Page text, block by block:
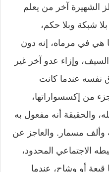
الشهيرة آخر من يعلم
بلا شبكة وبلا حكم،
هي في مرماه، إنه دون
وإزاء عدو آخر غير
نفسه عندما كانت
من إكسسواراتها،
والحقيقة أنه مفعول به
مسمار. والعاجز عن
الاجتماعي المحدود،
قبعة أو وشاح، عندما